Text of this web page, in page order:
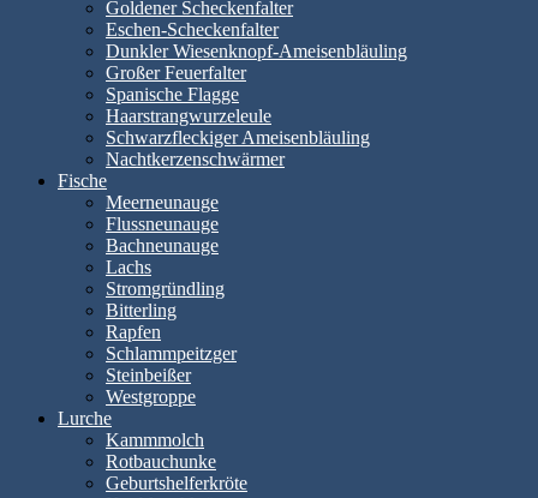
Goldener Scheckenfalter
Eschen-Scheckenfalter
Dunkler Wiesenknopf-Ameisenbläuling
Großer Feuerfalter
Spanische Flagge
Haarstrangwurzeleule
Schwarzfleckiger Ameisenbläuling
Nachtkerzenschwärmer
Fische
Meerneunauge
Flussneunauge
Bachneunauge
Lachs
Stromgründling
Bitterling
Rapfen
Schlammpeitzger
Steinbeißer
Westgroppe
Lurche
Kammmolch
Rotbauchunke
Geburtshelferkröte